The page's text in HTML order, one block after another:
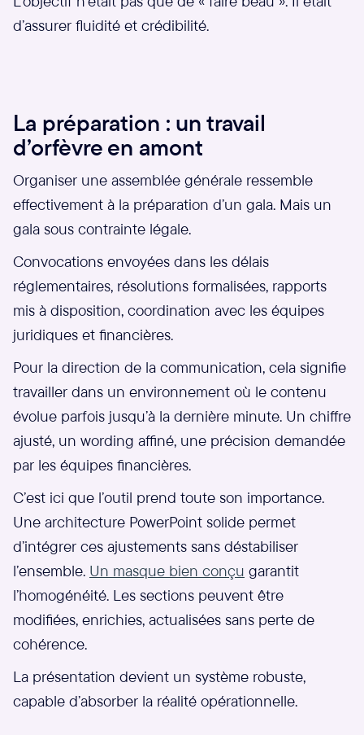
d’assurer fluidité et crédibilité.
La préparation : un travail
d’orfèvre en amont
Organiser une assemblée générale ressemble
effectivement à la préparation d’un gala. Mais un
gala sous contrainte légale.
Convocations envoyées dans les délais
réglementaires, résolutions formalisées, rapports
mis à disposition, coordination avec les équipes
juridiques et financières.
Pour la direction de la communication, cela signifie
travailler dans un environnement où le contenu
évolue parfois jusqu’à la dernière minute. Un chiffre
ajusté, un wording affiné, une précision demandée
par les équipes financières.
C’est ici que l’outil prend toute son importance.
Une architecture PowerPoint solide permet
d’intégrer ces ajustements sans déstabiliser
l’ensemble. Un masque bien conçu garantit
l’homogénéité. Les sections peuvent être
modifiées, enrichies, actualisées sans perte de
cohérence.
La présentation devient un système robuste,
capable d’absorber la réalité opérationnelle.